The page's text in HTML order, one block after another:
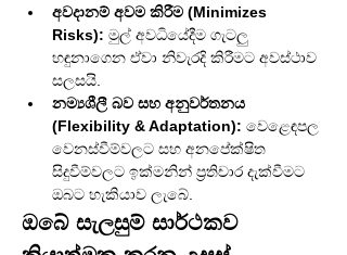
අවදානම් අවම කිරීම (Minimizes
Risks): මුල් අවධියේදීම ගැටලු
හඳුනාගෙන ඒවා නිවැරදි කිරීමට අවස්ථාව
සලසයි.
නම්‍යශීලී බව සහ අනුවර්තනය
(Flexibility & Adaptation): වෙළෙඳපල
වෙනස්වීම්වලට සහ අනපේක්ෂිත
සිදුවීම්වලට ඉක්මනින් ප්‍රතිචාර දැක්වීමට
ඔබට හැකියාව ලැබේ.
ඔබේ සැලසුම් සාර්ථකව